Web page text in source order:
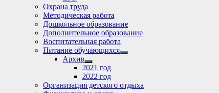
Охрана труда
Методическая работа
Дошкольное образование
Дополнительное образование
Воспитательная работа
Питание обучающихся
Show
Архив
Show
sub
menu
2021 год
2022 год
Организация детского отдыха